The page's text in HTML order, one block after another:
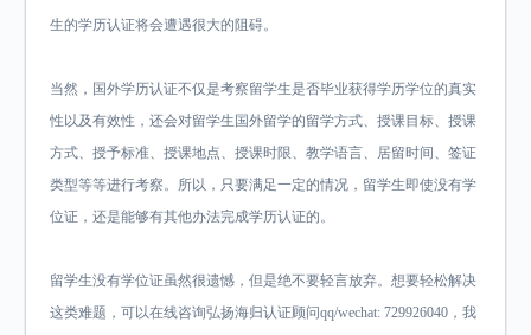
生的学历认证将会遭遇很大的阻碍。
当然，国外学历认证不仅是考察留学生是否毕业获得学历学位的真实
性以及有效性，还会对留学生国外留学的留学方式、授课目标、授课
方式、授予标准、授课地点、授课时限、教学语言、居留时间、签证
类型等等进行考察。所以，只要满足一定的情况，留学生即使没有学
位证，还是能够有其他办法完成学历认证的。
留学生没有学位证虽然很遗憾，但是绝不要轻言放弃。想要轻松解决
这类难题，可以在线咨询弘扬海归认证顾问qq/wechat: 729926040，我